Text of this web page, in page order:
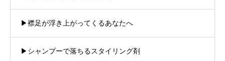
▶︎襟足が浮き上がってくるあなたへ
▶︎シャンプーで落ちるスタイリング剤